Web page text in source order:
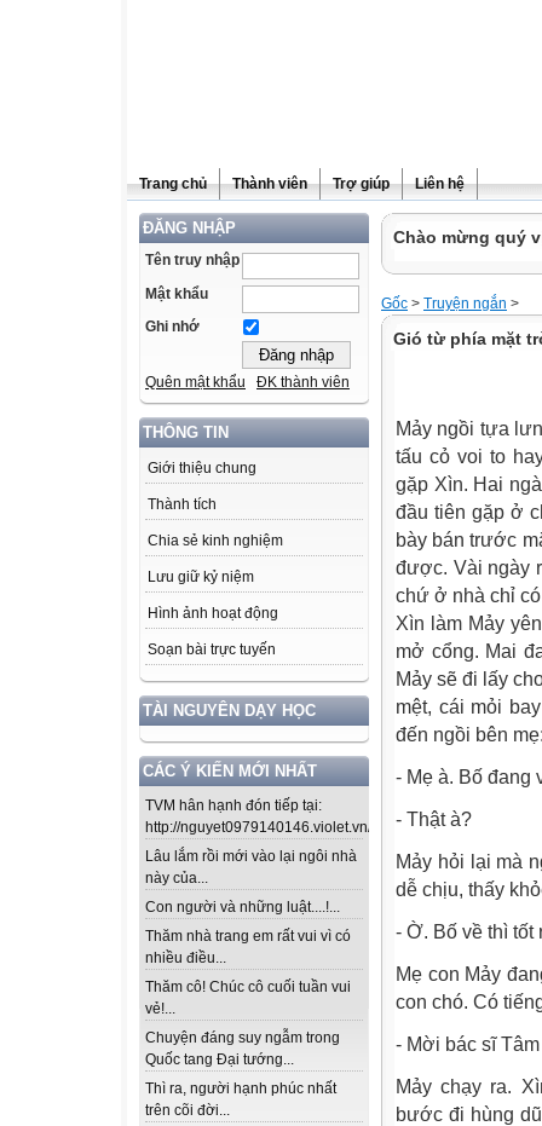
Trang chủ Thành viên Trợ giúp Liên hệ
ĐĂNG NHẬP
Tên truy nhập
Mật khẩu
Ghi nhớ
Quên mật khẩu ĐK thành viên
THÔNG TIN
Giới thiệu chung
Thành tích
Chia sẻ kinh nghiệm
Lưu giữ kỷ niệm
Hình ảnh hoạt động
Soạn bài trực tuyến
TÀI NGUYÊN DẠY HỌC
CÁC Ý KIẾN MỚI NHẤT
TVM hân hạnh đón tiếp tại:
http://nguyet0979140146.violet.vn/...
Lâu lắm rồi mới vào lại ngôi nhà
này của...
Con người và những luật....!...
Thăm nhà trang em rất vui vì có
nhiều điều...
Thăm cô! Chúc cô cuối tuần vui
vẻ!...
Chuyện đáng suy ngẫm trong
Quốc tang Đại tướng...
Thì ra, người hạnh phúc nhất
trên cõi đời...
Chào mừng quý
Gốc > Truyện ngắn >
Gió từ phía mặt
Mảy ngồi tựa
tấu cỏ voi to
gặp Xìn. Hai
đầu tiên gặp ở
bày bán trước
được. Vài ngày
chứ ở nhà chỉ
Xìn làm Mảy
mở cổng. Mai
Mảy sẽ đi lấy
mệt, cái mỏi
đến ngồi bên
- Mẹ à. Bố đang
- Thật à?
Mảy hỏi lại mà
dễ chịu, thấy
- Ờ. Bố về thì tốt
Mẹ con Mảy
con chó. Có
- Mời bác sĩ
Mảy chạy ra.
bước đi hùng